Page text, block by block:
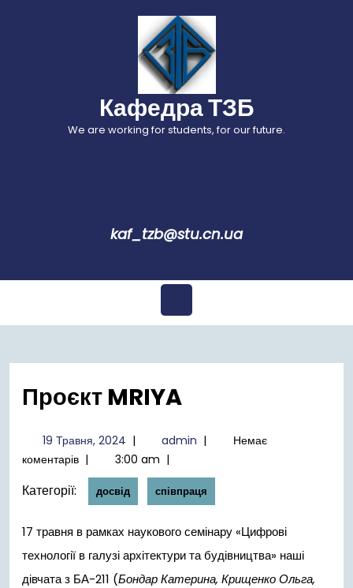
Кафедра ТЗБ
We are working for students, for our future.
kaf_tzb@stu.cn.ua
Відкрити
меню
Проєкт MRIYA
19 Травня, 202419
Травня,
| admin admin
|
Немає
коментарів | 3:00 am |
Категорії: досвід співпраця
17 травня в рамках наукового семінару «Цифрові
технології в галузі архітектури та будівництва» наші
дівчата з БА-211 (Бондар Катерина, Крищенко Ольга,